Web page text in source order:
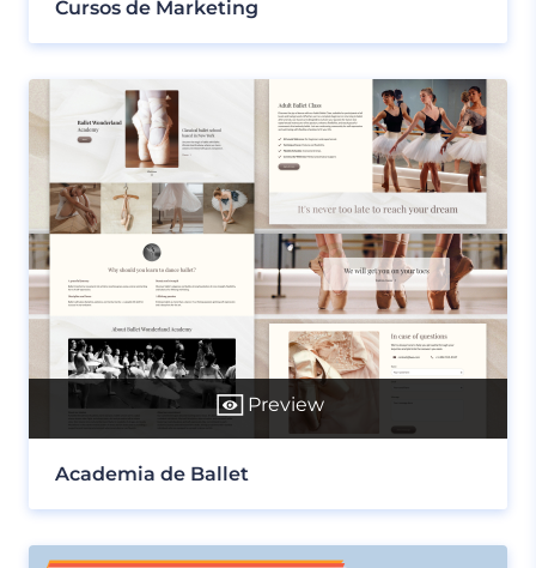
Cursos de Marketing
Preview
Academia de Ballet